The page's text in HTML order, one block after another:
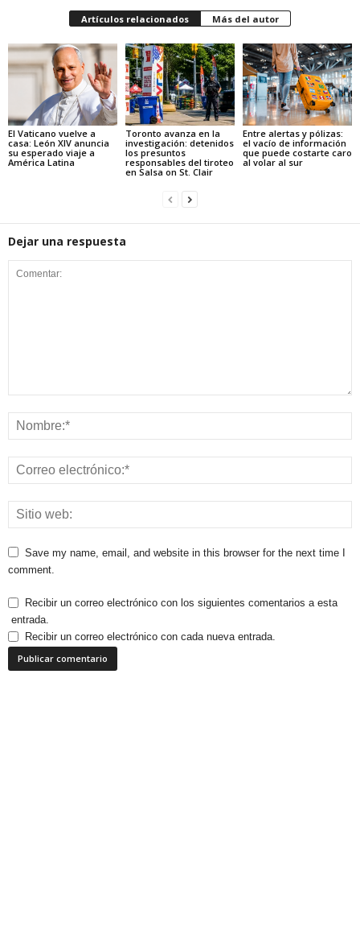
Artículos relacionados Más del autor
El Vaticano vuelve a
casa: León XIV anuncia
su esperado viaje a
América Latina
Toronto avanza en la
investigación: detenidos
los presuntos
responsables del tiroteo
en Salsa on St. Clair
Entre alertas y pólizas:
el vacío de información
que puede costarte caro
al volar al sur
Dejar una respuesta
Save my name, email, and website in this browser for the next time I
comment.
Recibir un correo electrónico con los siguientes comentarios a esta
entrada.
Recibir un correo electrónico con cada nueva entrada.